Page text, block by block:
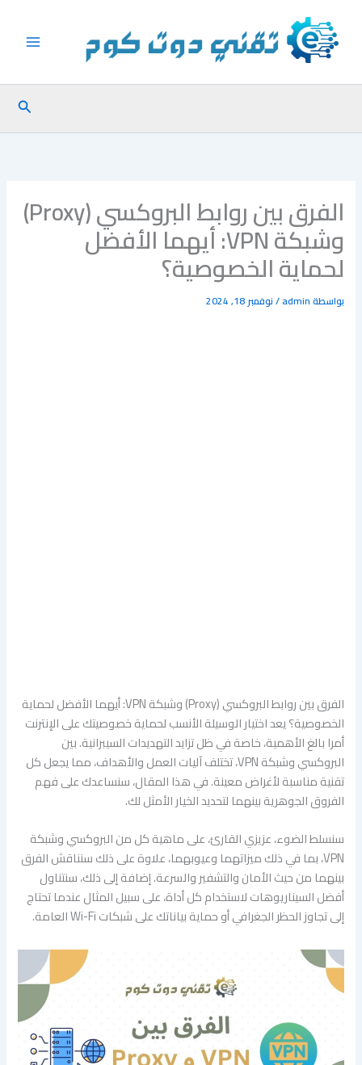
المحتوى
البحث
الفرق بين روابط البروكسي (Proxy)
وشبكة VPN: أيهما الأفضل
لحماية الخصوصية؟
بواسطةadmin
/نوفمبر 18, 2024
الفرق بين روابط البروكسي (Proxy) وشبكة VPN: أيهما الأفضل لحماية
الخصوصية؟ يعد اختيار الوسيلة الأنسب لحماية خصوصيتك على الإنترنت
أمرا بالغ الأهمية، خاصة في ظل تزايد التهديدات السيبرانية. بين
البروكسي وشبكة VPN، تختلف آليات العمل والأهداف، مما يجعل كل
تقنية مناسبة لأغراض معينة. في هذا المقال، سنساعدك على فهم
الفروق الجوهرية بينهما لتحديد الخيار الأمثل لك.
سنسلط الضوء، عزيزي القارئ، على ماهية كل من البروكسي وشبكة
VPN، بما في ذلك ميزاتهما وعيوبهما، علاوة على ذلك سنناقش الفرق
بينهما من حيث الأمان والتشفير والسرعة. إضافة إلى ذلك، سنتناول
أفضل السيناريوهات لاستخدام كل أداة، على سبيل المثال عندما تحتاج
إلى تجاوز الحظر الجغرافي أو حماية بياناتك على شبكات Wi-Fi العامة.